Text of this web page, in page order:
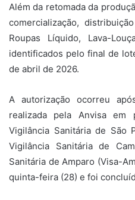
Além da retomada da
comercialização,
Roupas Líquido, Lava-
identificados pelo final de
de abril de 2026.
A autorização ocorreu
realizada pela Anvisa
Vigilância Sanitária de São
Vigilância Sanitária de
Sanitária de Amparo (Visa-
quinta-feira (28) e foi